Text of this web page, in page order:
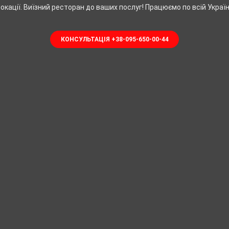
Виїзний ресторан до ваших послуг! Працюємо по всій
КОНСУЛЬТАЦІЯ +38-095-650-00-44